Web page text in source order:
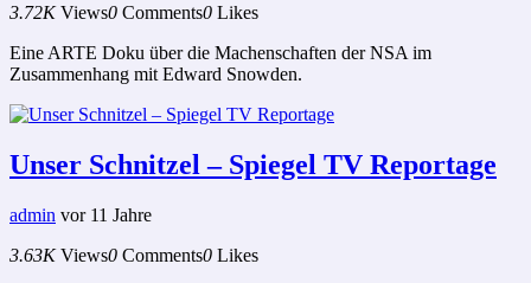
3.72K Views0 Comments0 Likes
Eine ARTE Doku über die Machenschaften der NSA im
Zusammenhang mit Edward Snowden.
Unser Schnitzel – Spiegel TV Reportage
admin vor 11 Jahre
3.63K Views0 Comments0 Likes